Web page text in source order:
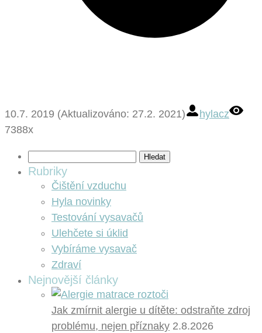
10.7. 2019 (Aktualizováno: 27.2. 2021)
hylacz
7388x
Rubriky
Čištění vzduchu
Hyla novinky
Testování vysavačů
Ulehčete si úklid
Vybíráme vysavač
Zdraví
Nejnovější články
Jak zmírnit alergie u dítěte: odstraňte zdroj
problému, nejen příznaky 2.8.2026